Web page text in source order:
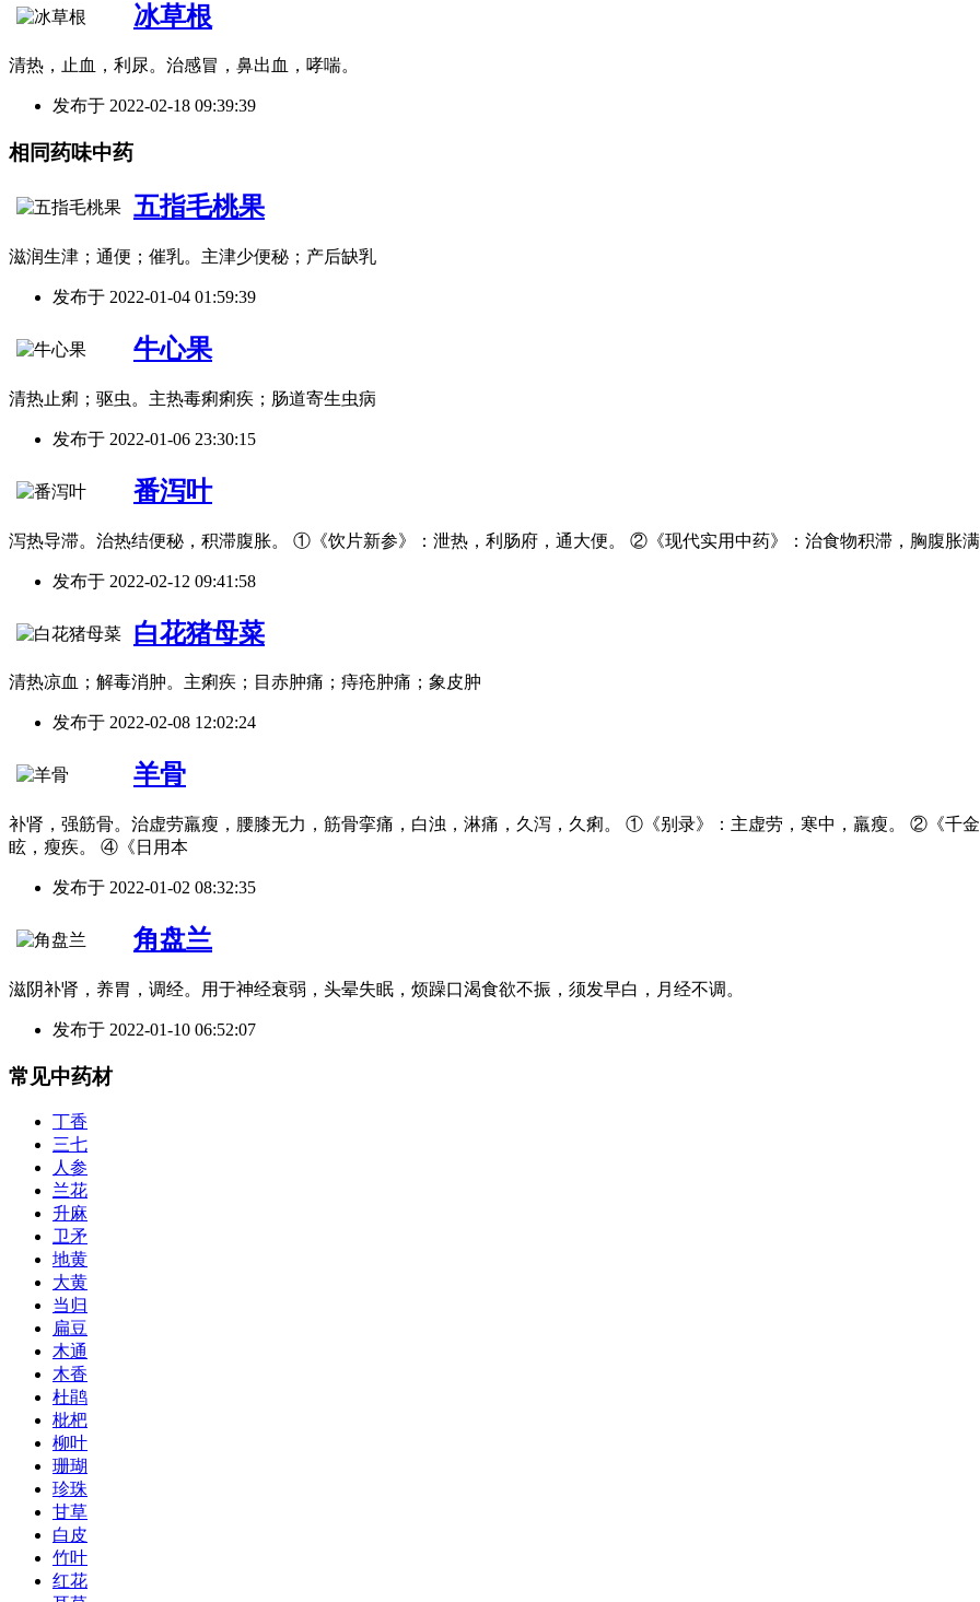
冰草根
清热，止血，利尿。治感冒，鼻出血，哮喘。
发布于 2022-02-18 09:39:39
相同药味中药
五指毛桃果
滋润生津；通便；催乳。主津少便秘；产后缺乳
发布于 2022-01-04 01:59:39
牛心果
清热止痢；驱虫。主热毒痢痢疾；肠道寄生虫病
发布于 2022-01-06 23:30:15
番泻叶
泻热导滞。治热结便秘，积滞腹胀。 ①《饮片新参》：泄热，利肠府，通大便。 ②《现代实用中药》：治食物积滞，胸腹胀满
发布于 2022-02-12 09:41:58
白花猪母菜
清热凉血；解毒消肿。主痢疾；目赤肿痛；痔疮肿痛；象皮肿
发布于 2022-02-08 12:02:24
羊骨
补肾，强筋骨。治虚劳羸瘦，腰膝无力，筋骨挛痛，白浊，淋痛，久泻，久痢。 ①《别录》：主虚劳，寒中，羸瘦。 ②《千
眩，瘦疾。 ④《日用本
发布于 2022-01-02 08:32:35
角盘兰
滋阴补肾，养胃，调经。用于神经衰弱，头晕失眠，烦躁口渴食欲不振，须发早白，月经不调。
发布于 2022-01-10 06:52:07
常见中药材
丁香
三七
人参
兰花
升麻
卫矛
地黄
大黄
当归
扁豆
木通
木香
杜鹃
枇杷
柳叶
珊瑚
珍珠
甘草
白皮
竹叶
红花